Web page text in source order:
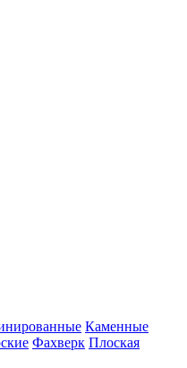
Каменные
Фахверк Плоская